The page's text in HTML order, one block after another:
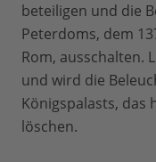
beteiligen und die
Peterdoms, dem
Rom, ausschalten.
und wird die
Königspalasts, das
löschen.